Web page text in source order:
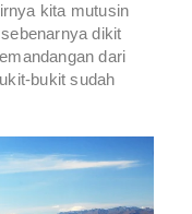
kita mutusin
dikit
dari
bukit sudah